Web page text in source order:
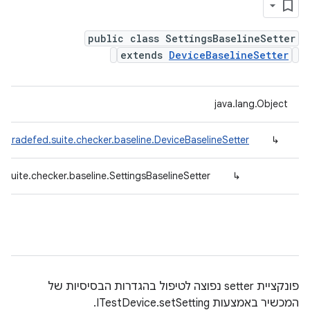
public class SettingsBaselineSetter
extends DeviceBaselineSetter
java.lang.Object
↳
↳
פונקציית setter נפוצה לטיפול בהגדרות הבסיסיות של
המכשיר באמצעות ITestDevice.setSetting.